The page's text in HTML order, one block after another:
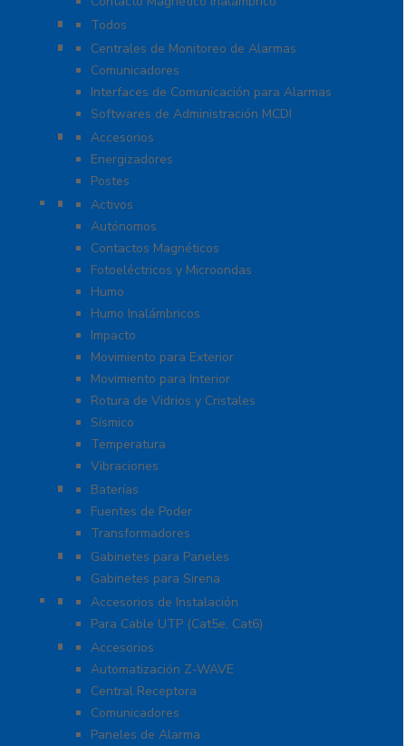
Control de Acceso
Todos
Centrales de Monitoreo
Centrales de Monitoreo de Alarmas
Comunicadores
Interfaces de Comunicación para Alarmas
Softwares de Administración MCDI
Cercas
Accesorios
Energizadores
Postes
Detectores / Sensores
Activos
Autónomos
Contactos Magnéticos
Fotoeléctricos y Microondas
Humo
Humo Inalámbricos
Impacto
Movimiento para Exterior
Movimiento para Interior
Rotura de Vidrios y Cristales
Sísmico
Temperatura
Vibraciones
Energía
Baterías
Fuentes de Poder
Transformadores
Gabinetes y Carcasas
Gabinetes para Paneles
Gabinetes para Sirena
Herramientas
Accesorios de Instalación
Para Cable UTP (Cat5e, Cat6)
Honeywell Total Connect
Accesorios
Automatización Z-WAVE
Central Receptora
Comunicadores
Paneles de Alarma